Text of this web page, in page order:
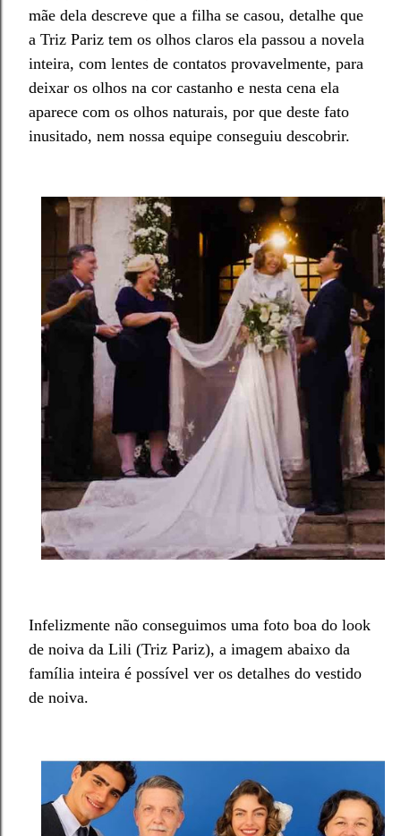
mãe dela descreve que a filha se casou, detalhe que
a Triz Pariz tem os olhos claros ela passou a novela
inteira, com lentes de contatos provavelmente, para
deixar os olhos na cor castanho e nesta cena ela
aparece com os olhos naturais, por que deste fato
inusitado, nem nossa equipe conseguiu descobrir.
Infelizmente não conseguimos uma foto boa do look
de noiva da Lili (Triz Pariz), a imagem abaixo da
família inteira é possível ver os detalhes do vestido
de noiva.